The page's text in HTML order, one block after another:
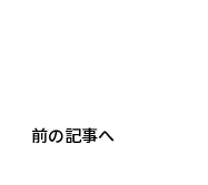
前の記事へ